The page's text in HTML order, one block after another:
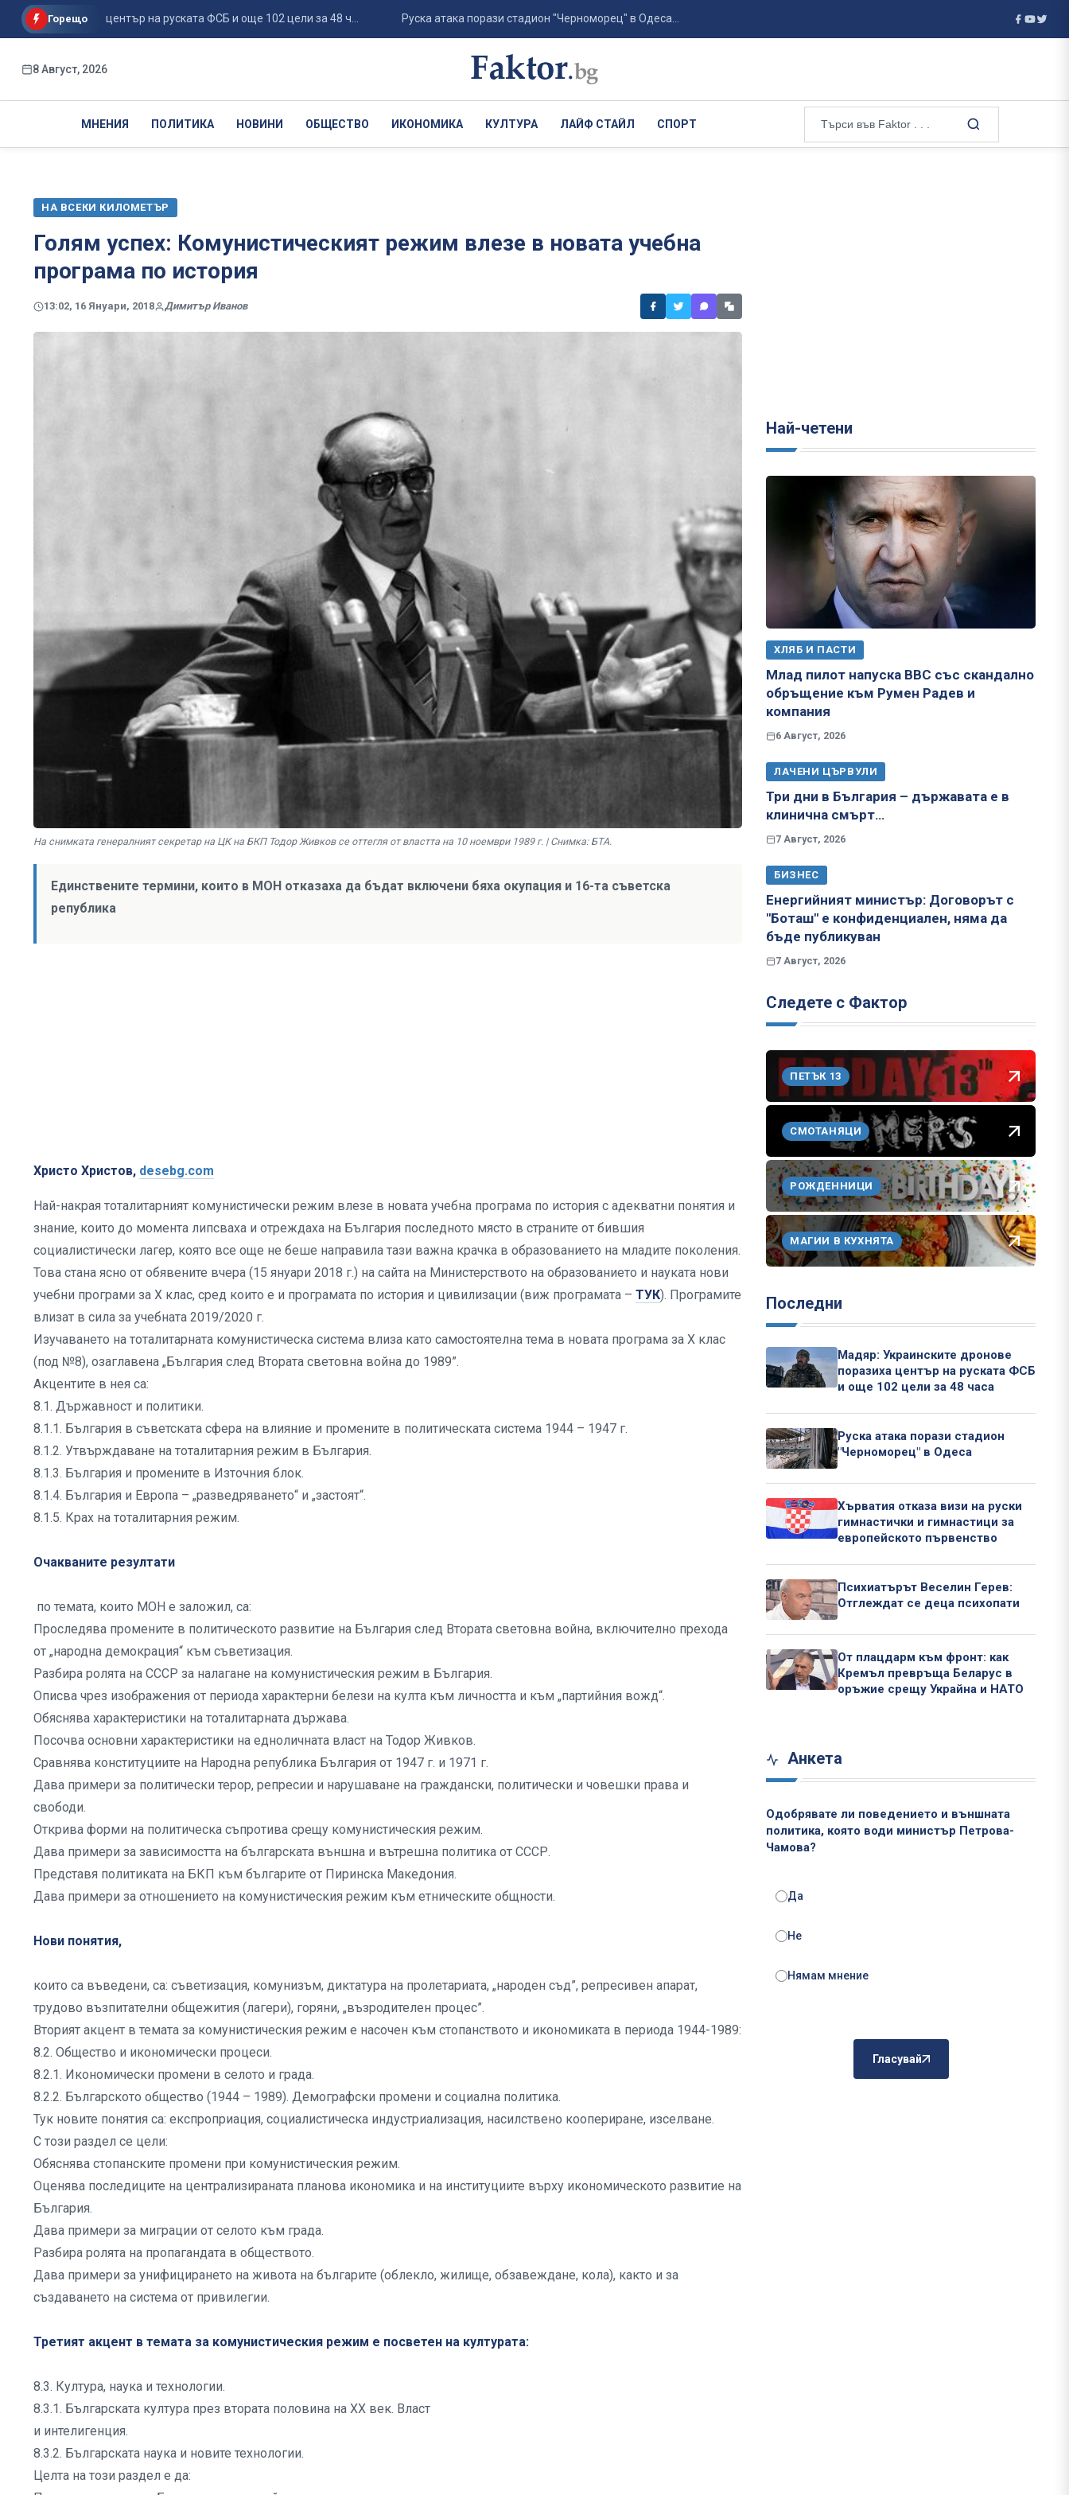
Горещо
поразиха център на руската ФСБ и още 102 цели за 48 ч... Руска атака порази стадион "Черноморец" в Одеса... Хърватия отказа визи на руски гимнастички и гимнастици за
8 Август, 2026
МНЕНИЯ ПОЛИТИКА НОВИНИ ОБЩЕСТВО ИКОНОМИКА КУЛТУРА ЛАЙФ СТАЙЛ СПОРТ
НА ВСЕКИ КИЛОМЕТЪР
Голям успех: Комунистическият режим влезе в новата учебна
програма по история
13:02, 16 Януари, 2018 Димитър Иванов
На снимката генералният секретар на ЦК на БКП Тодор Живков се оттегля от властта на 10 ноември 1989 г. | Снимка: БТА.
Единствените термини, които в МОН отказаха да бъдат включени бяха окупация и 16-та съветска
република
Христо Христов, desebg.com
Най-накрая тоталитарният комунистически режим влезе в новата учебна програма по история с адекватни понятия и
знание, които до момента липсваха и отреждаха на България последното място в страните от бившия
социалистически лагер, която все още не беше направила тази важна крачка в образованието на младите поколения.
Това стана ясно от обявените вчера (15 януари 2018 г.) на сайта на Министерството на образованието и науката нови
учебни програми за X клас, сред които е и програмата по история и цивилизации (виж програмата – ТУК). Програмите
влизат в сила за учебната 2019/2020 г.
Изучаването на тоталитарната комунистическа система влиза като самостоятелна тема в новата програма за X клас
(под №8), озаглавена „България след Втората световна война до 1989”.
Акцентите в нея са:
8.1. Държавност и политики.
8.1.1. България в съветската сфера на влияние и промените в политическата система 1944 – 1947 г.
8.1.2. Утвърждаване на тоталитарния режим в България.
8.1.3. България и промените в Източния блок.
8.1.4. България и Европа – „разведряването“ и „застоят“.
8.1.5. Крах на тоталитарния режим.
Очакваните резултати
по темата, които МОН е заложил, са:
Проследява промените в политическото развитие на България след Втората световна война, включително прехода
от „народна демокрация“ към съветизация.
Разбира ролята на СССР за налагане на комунистическия режим в България.
Описва чрез изображения от периода характерни белези на култа към личността и към „партийния вожд“.
Обяснява характеристики на тоталитарната държава.
Посочва основни характеристики на едноличната власт на Тодор Живков.
Сравнява конституциите на Народна република България от 1947 г. и 1971 г.
Дава примери за политически терор, репресии и нарушаване на граждански, политически и човешки права и
свободи.
Открива форми на политическа съпротива срещу комунистическия режим.
Дава примери за зависимостта на българската външна и вътрешна политика от СССР.
Представя политиката на БКП към българите от Пиринска Македония.
Дава примери за отношението на комунистическия режим към етническите общности.
Нови понятия,
които са въведени, са: съветизация, комунизъм, диктатура на пролетариата, „народен съд”, репресивен апарат,
трудово възпитателни общежития (лагери), горяни, „възродителен процес”.
Вторият акцент в темата за комунистическия режим е насочен към стопанството и икономиката в периода 1944-1989:
8.2. Общество и икономически процеси.
8.2.1. Икономически промени в селото и града.
8.2.2. Българското общество (1944 – 1989). Демографски промени и социална политика.
Тук новите понятия са: експроприация, социалистическа индустриализация, насилствено коопериране, изселване.
С този раздел се цели:
Обяснява стопанските промени при комунистическия режим.
Оценява последиците на централизираната планова икономика и на институциите върху икономическото развитие на
България.
Дава примери за миграции от селото към града.
Разбира ролята на пропагандата в обществото.
Дава примери за унифицирането на живота на българите (облекло, жилище, обзавеждане, кола), както и за
създаването на система от привилегии.
Третият акцент в темата за комунистическия режим е посветен на културата:
8.3. Култура, наука и технологии.
8.3.1. Българската култура през втората половина на XX век. Власт
и интелигенция.
8.3.2. Българската наука и новите технологии.
Целта на този раздел е да:
Най-четени
ХЛЯБ И ПАСТИ
Млад пилот напуска ВВС със скандално
обръщение към Румен Радев и
компания
6 Август, 2026
ЛАЧЕНИ ЦЪРВУЛИ
Три дни в България – държавата е в
клинична смърт…
7 Август, 2026
БИЗНЕС
Енергийният министър: Договорът с
"Боташ" е конфиденциален, няма да
бъде публикуван
7 Август, 2026
Следете с Фактор
ПЕТЪК 13
СМОТАНЯЦИ
РОЖДЕННИЦИ
МАГИИ В КУХНЯТА
Последни
Мадяр: Украинските дронове
поразиха център на руската ФСБ
и още 102 цели за 48 часа
Руска атака порази стадион
"Черноморец" в Одеса
Хърватия отказа визи на руски
гимнастички и гимнастици за
европейското първенство
Психиатърът Веселин Герев:
Отглеждат се деца психопати
От плацдарм към фронт: как
Кремъл превръща Беларус в
оръжие срещу Украйна и НАТО
Анкета
Одобрявате ли поведението и външната
политика, която води министър Петрова-
Чамова?
Да
Не
Нямам мнение
Гласувай